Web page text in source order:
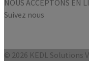
NOUS ACCEPTONS EN
Suivez nous
© 2026 KEDL Solutions